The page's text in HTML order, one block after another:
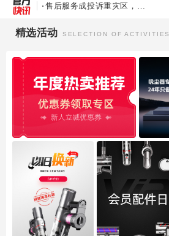
历代吸力最强！小狗智能无线吸尘器T12旗舰新品来了
售后服务成投诉重灾区，小家电品牌如何破局？
精选活动 SELECTION OF ACTIVITIES